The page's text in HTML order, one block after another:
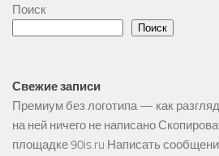
Поиск
Поиск
Свежие записи
Премиум без логотипа — как
на ней ничего не написано
площадке 90is.ru Написать